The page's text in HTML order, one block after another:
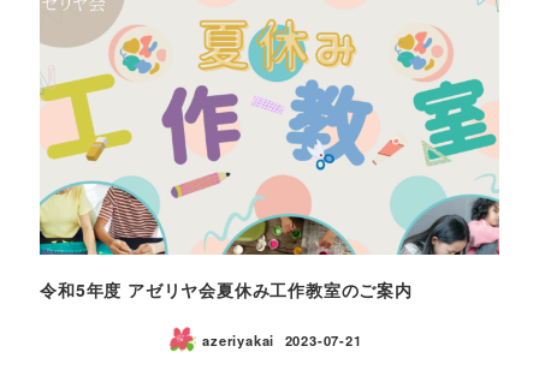
令和5年度 アゼリヤ会夏休み工作教室のご案内
azeriyakai 2023-07-21